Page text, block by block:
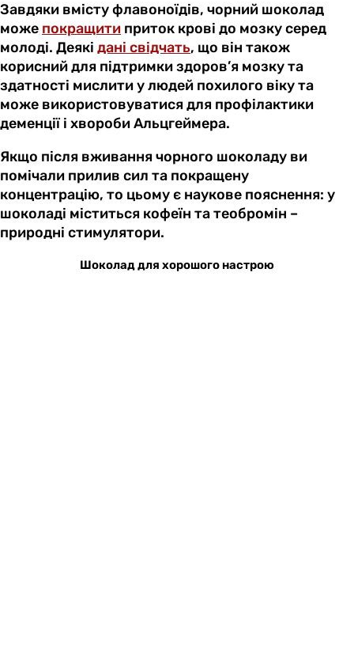
Завдяки вмісту флавоноїдів, чорний шоколад
може покращити приток крові до мозку серед
молоді. Деякі дані свідчать, що він також
корисний для підтримки здоров’я мозку та
здатності мислити у людей похилого віку та
може використовуватися для профілактики
деменції і хвороби Альцгеймера.
Якщо після вживання чорного шоколаду ви
помічали прилив сил та покращену
концентрацію, то цьому є наукове пояснення: у
шоколаді міститься кофеїн та теобромін –
природні стимулятори.
Шоколад для хорошого настрою